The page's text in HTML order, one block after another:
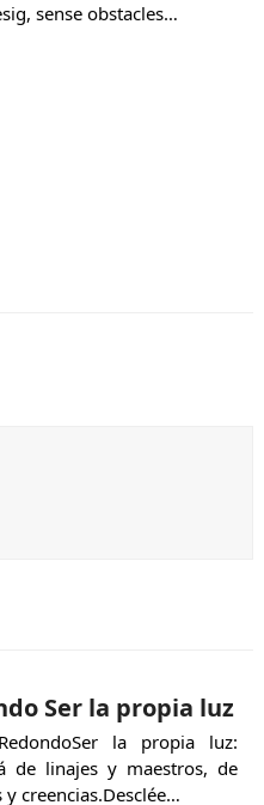
sense obstacles…
Ser la propia luz
la propia luz:
de linajes y maestros, de
y creencias.Desclée…